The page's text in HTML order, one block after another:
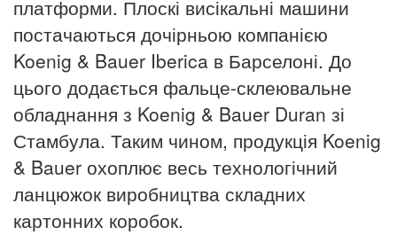
платформи. Плоскі висікальні машини
постачаються дочірньою компанією
Koenig & Bauer Iberica в Барселоні. До
цього додається фальце-склеювальне
обладнання з Koenig & Bauer Duran зі
Стамбула. Таким чином, продукція Koenig
& Bauer охоплює весь технологічний
ланцюжок виробництва складних
картонних коробок.